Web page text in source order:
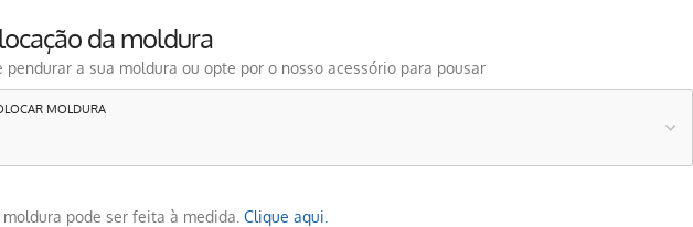
da moldura
pendurar a sua moldura ou opte por o nosso acessório para pousar
MOLDURA
moldura pode ser feita à medida. Clique aqui.